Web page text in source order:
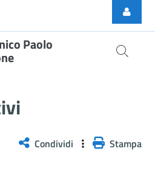
Paolo
Condividi Stampa